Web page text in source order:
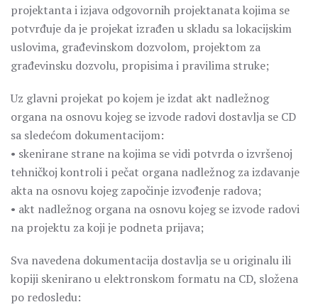
projektanta i izjava odgovornih projektanata kojima se
potvrđuje da je projekat izrađen u skladu sa lokacijskim
uslovima, građevinskom dozvolom, projektom za
građevinsku dozvolu, propisima i pravilima struke;
Uz glavni projekat po kojem je izdat akt nadležnog
organa na osnovu kojeg se izvode radovi dostavlja se CD
sa sledećom dokumentacijom:
• skenirane strane na kojima se vidi potvrda o izvršenoj
tehničkoj kontroli i pečat organa nadležnog za izdavanje
akta na osnovu kojeg započinje izvođenje radova;
• akt nadležnog organa na osnovu kojeg se izvode radovi
na projektu za koji je podneta prijava;
Sva navedena dokumentacija dostavlja se u originalu ili
kopiji skenirano u elektronskom formatu na CD, složena
po redosledu: